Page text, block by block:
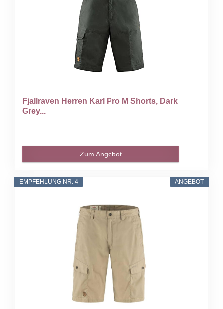
Fjallraven Herren Karl Pro M Shorts, Dark
Grey...
Zum Angebot
ANGEBOT
EMPFEHLUNG NR. 4